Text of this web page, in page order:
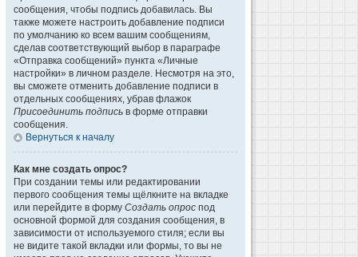
сообщения, чтобы подпись добавилась. Вы
также можете настроить добавление подписи
по умолчанию ко всем вашим сообщениям,
сделав соответствующий выбор в параграфе
«Отправка сообщений» пункта «Личные
настройки» в личном разделе. Несмотря на это,
вы сможете отменить добавление подписи в
отдельных сообщениях, убрав флажок
Присоединить подпись в форме отправки
сообщения.
Вернуться к началу
Как мне создать опрос?
При создании темы или редактировании
первого сообщения темы щёлкните на вкладке
или перейдите в форму Создать опрос под
основной формой для создания сообщения, в
зависимости от используемого стиля; если вы
не видите такой вкладки или формы, то вы не